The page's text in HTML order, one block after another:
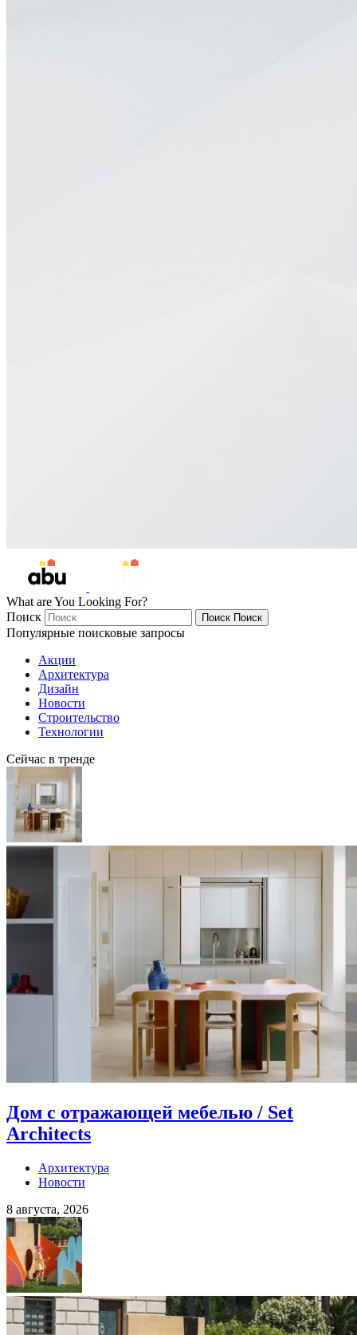
What are You Looking For?
Поиск
Поиск Поиск
Популярные поисковые запросы
Акции
Архитектура
Дизайн
Новости
Строительство
Технологии
Сейчас в тренде
Дом с отражающей мебелью / Set
Architects
Архитектура
Новости
8 августа, 2026